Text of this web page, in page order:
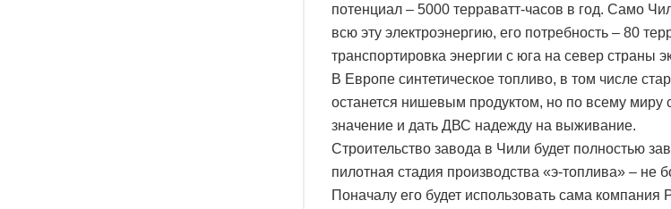
потенциал – 5000 терраватт-часов в год. Само
всю эту электроэнергию, его потребность – 80
транспортировка энергии с юга на север страны
В Европе синтетическое топливо, в том числе
останется нишевым продуктом, но по всему миру
значение и дать ДВС надежду на выживание.
Строительство завода в Чили будет полностью
пилотная стадия производства «э-топлива» – не
Поначалу его будет использовать сама компания